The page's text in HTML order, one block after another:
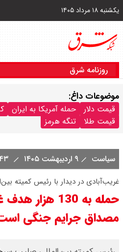
یکشنبه ۱۸ مرداد ۱۴۰۵
روزنامه شرق
موضوعات داغ:
قیمت دلار حمله آمریکا به ایران
قیمت طلا
تنگه هرمز
سیاست ۹ اردیبهشت ۱۴۰۵
غریب‌آبادی در دیدار با رئیس کمیته
حمله به 130
مصداق جرایم جنگی